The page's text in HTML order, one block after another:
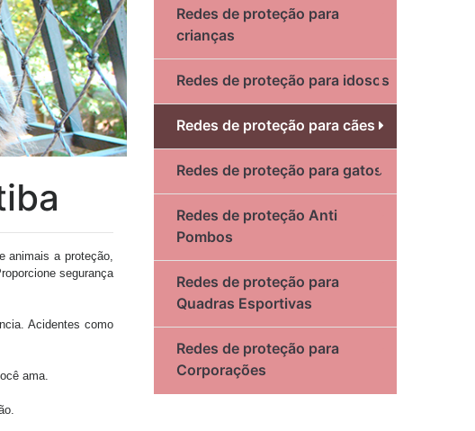
animais a proteção,
segurança
Acidentes como
ama.
Redes de proteção para
crianças
Redes de proteção para idosos
Redes de proteção para cães
Redes de proteção para gatos
Redes de proteção Anti
Pombos
Redes de proteção para
Quadras Esportivas
Redes de proteção para
Corporações